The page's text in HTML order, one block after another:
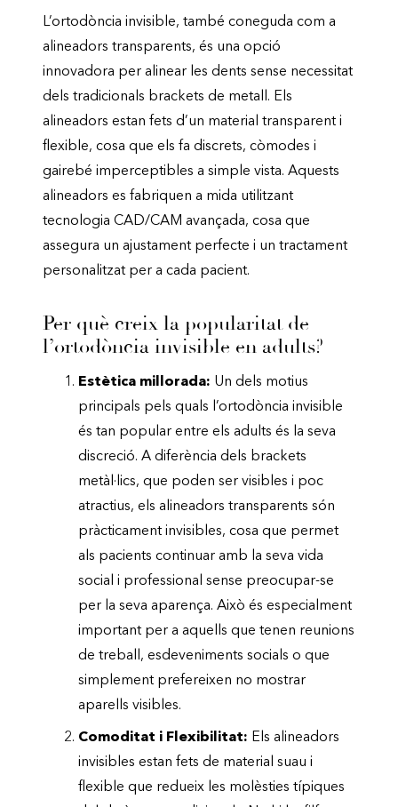
L’ortodòncia invisible, també coneguda com a
alineadors transparents, és una opció
innovadora per alinear les dents sense necessitat
dels tradicionals brackets de metall. Els
alineadors estan fets d’un material transparent i
flexible, cosa que els fa discrets, còmodes i
gairebé imperceptibles a simple vista. Aquests
alineadors es fabriquen a mida utilitzant
tecnologia CAD/CAM avançada, cosa que
assegura un ajustament perfecte i un tractament
personalitzat per a cada pacient.
Per què creix la popularitat de
l’ortodòncia invisible en adults?
Estètica millorada: Un dels motius
principals pels quals l’ortodòncia invisible
és tan popular entre els adults és la seva
discreció. A diferència dels brackets
metàl·lics, que poden ser visibles i poc
atractius, els alineadors transparents són
pràcticament invisibles, cosa que permet
als pacients continuar amb la seva vida
social i professional sense preocupar-se
per la seva aparença. Això és especialment
important per a aquells que tenen reunions
de treball, esdeveniments socials o que
simplement prefereixen no mostrar
aparells visibles.
Comoditat i Flexibilitat: Els alineadors
invisibles estan fets de material suau i
flexible que redueix les molèsties típiques